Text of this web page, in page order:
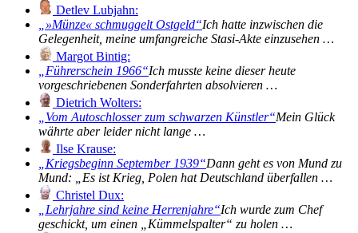
Detlev Lubjahn:
»Münze« schmuggelt Ostgeld Ich hatte inzwischen die
Gelegenheit, meine umfangreiche Stasi-Akte einzusehen …
Margot Bintig:
Führerschein 1966 Ich musste keine dieser heute
vorgeschriebenen Sonderfahrten absolvieren …
Dietrich Wolters:
Vom Autoschlosser zum schwarzen Künstler Mein Glück
währte aber leider nicht lange …
Ilse Krause:
Kriegsbeginn September 1939 Dann geht es von Mund zu
Mund: „Es ist Krieg, Polen hat Deutschland überfallen …
Christel Dux:
Lehrjahre sind keine Herrenjahre Ich wurde zum Chef
geschickt, um einen „Kümmelspalter“ zu holen …